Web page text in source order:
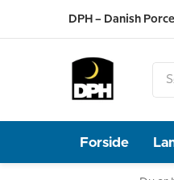
DPH – Danish
Forside